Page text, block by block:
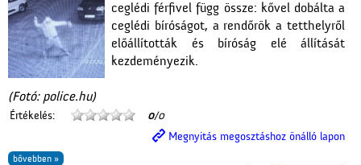
ceglédi férfivel függ össze: kővel dobálta a
ceglédi bíróságot, a rendőrök a tetthelyről
előállították és bíróság elé állítását
kezdeményezik.
(Fotó: police.hu)
Értékelés: 0/0
Megnyitás megosztáshoz önálló lapon
bővebben »